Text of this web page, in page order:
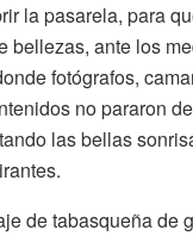
la pasarela, para
bellezas, ante los
fotógrafos,
no pararon
las bellas
de tabasqueña de